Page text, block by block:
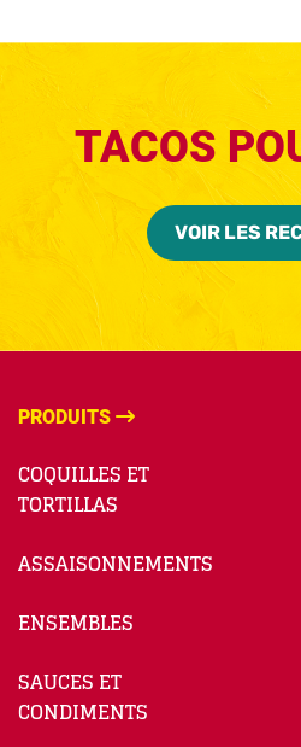
TACOS
VOIR LES
PRODUITS
COQUILLES ET
TORTILLAS
ASSAISONNEMENTS
ENSEMBLES
SAUCES ET
CONDIMENTS